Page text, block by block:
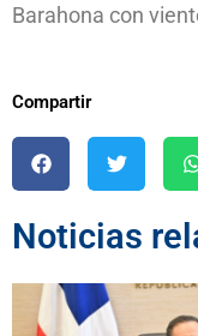
Barahona con
Compartir
Noticias